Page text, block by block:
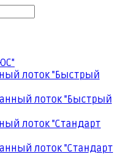
лоток "Быстрый
лоток "Быстрый
лоток "Стандарт
лоток "Стандарт